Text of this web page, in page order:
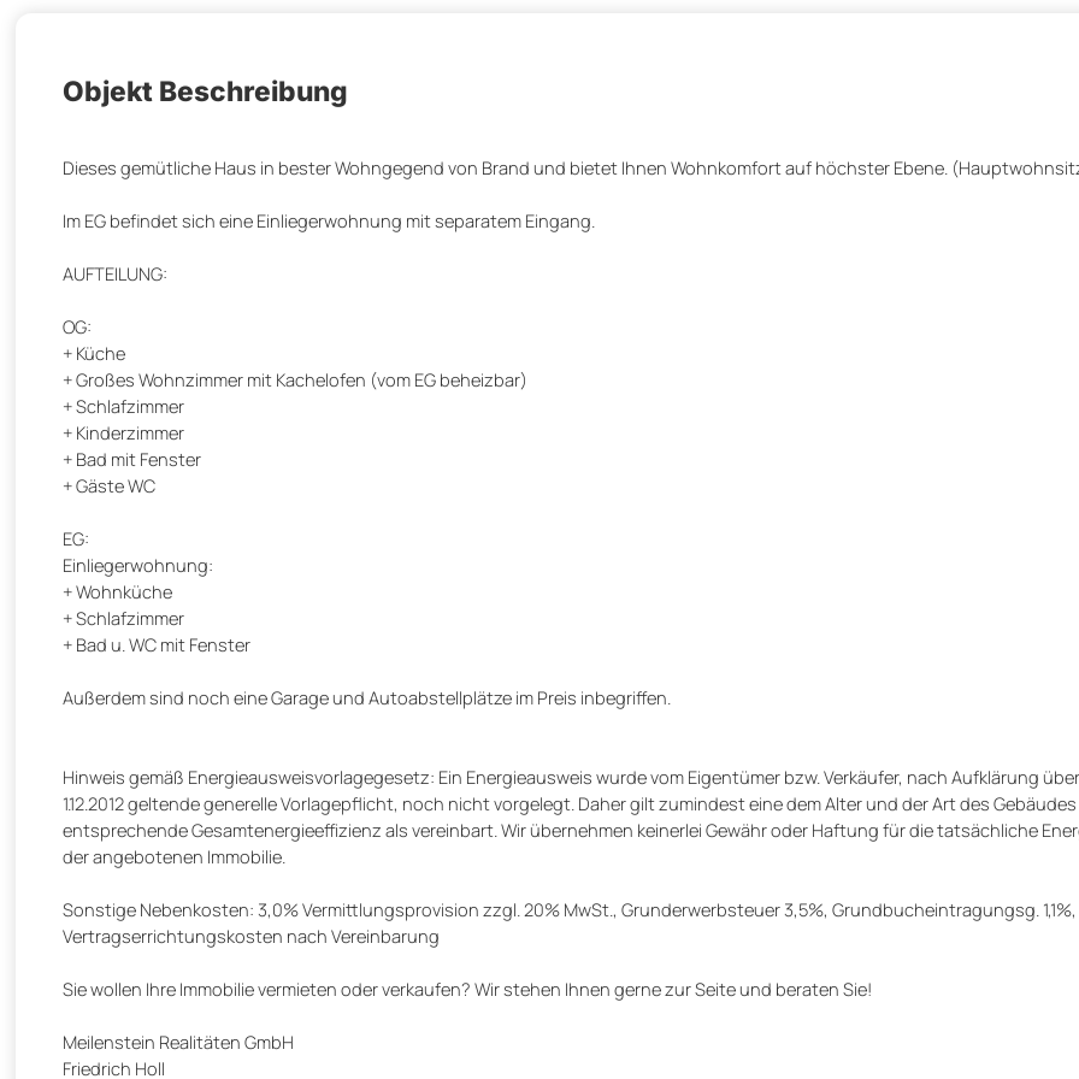
Objekt Beschreibung
Dieses gemütliche Haus in bester Wohngegend von Brand und bietet Ihnen Wohnkomfort auf höchster Ebene.
Im EG befindet sich eine Einliegerwohnung mit separatem Eingang.
AUFTEILUNG:
OG:
+ Küche
+ Großes Wohnzimmer mit Kachelofen (vom EG beheizbar)
+ Schlafzimmer
+ Kinderzimmer
+ Bad mit Fenster
+ Gäste WC
EG:
Einliegerwohnung:
+ Wohnküche
+ Schlafzimmer
+ Bad u. WC mit Fenster
Außerdem sind noch eine Garage und Autoabstellplätze im Preis inbegriffen.
Hinweis gemäß Energieausweisvorlagegesetz: Ein Energieausweis wurde vom Eigentümer bzw. Verkäufer, nach Aufklärung
1.12.2012 geltende generelle Vorlagepflicht, noch nicht vorgelegt. Daher gilt zumindest eine dem Alter und der Art des Gebäudes
entsprechende Gesamtenergieeffizienz als vereinbart. Wir übernehmen keinerlei Gewähr oder Haftung für die tatsächliche
der angebotenen Immobilie.
Sonstige Nebenkosten: 3,0% Vermittlungsprovision zzgl. 20% MwSt., Grunderwerbsteuer 3,5%, Grundbucheintragungsg. 1,1%,
Vertragserrichtungskosten nach Vereinbarung
Sie wollen Ihre Immobilie vermieten oder verkaufen? Wir stehen Ihnen gerne zur Seite und beraten Sie!
Meilenstein Realitäten GmbH
Friedrich Holl